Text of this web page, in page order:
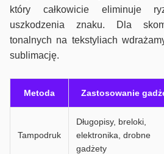
który całkowicie eliminuje
uszkodzenia znaku. Dla
tonalnych na tekstyliach
sublimację.
Metoda Zastosowanie
Tampodruk
Długopisy, breloki,
elektronika, drobne
gadżety